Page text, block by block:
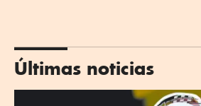
Últimas noticias